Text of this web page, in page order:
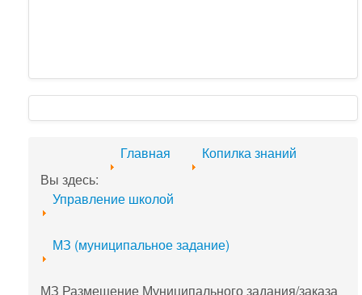
Вы здесь:
Главная Копилка знаний
Управление школой
МЗ (муниципальное задание)
МЗ Размещение Муниципального задания/заказа